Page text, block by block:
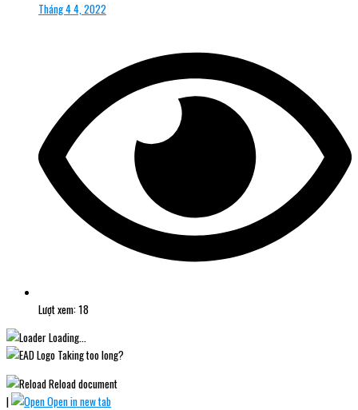
Tháng 4 4, 2022
Lượt xem: 18
Loading...
Taking too long?
Reload document
|
Open in new tab